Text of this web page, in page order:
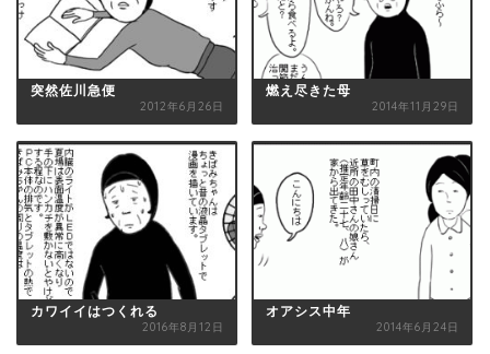
突然佐川急便
2012年6月26日
燃え尽きた母
2014年11月29日
カワイイはつくれる
2016年8月12日
オアシス中年
2014年6月24日